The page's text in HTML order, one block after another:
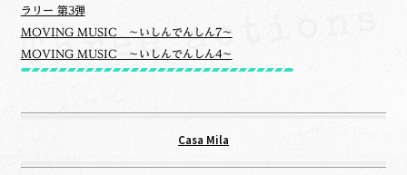
ラリー 第3弾
MOVING MUSIC ～いしんでんしん7～
MOVING MUSIC ～いしんでんしん4～
Casa Mila